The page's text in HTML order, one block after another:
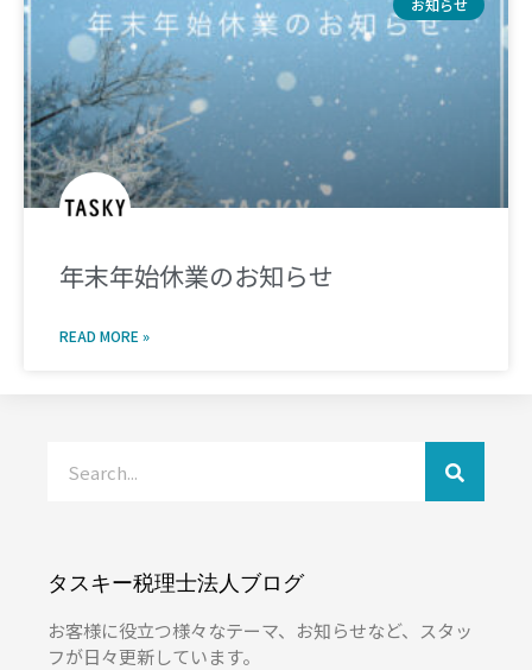
お知らせ
年末年始休業のお知らせ
READ MORE »
タスキー税理士法人ブログ
お客様に役立つ様々なテーマ、お知らせなど、スタッ
フが日々更新しています。